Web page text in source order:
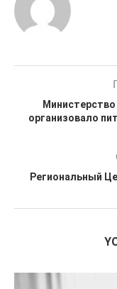
организовало
Региональный